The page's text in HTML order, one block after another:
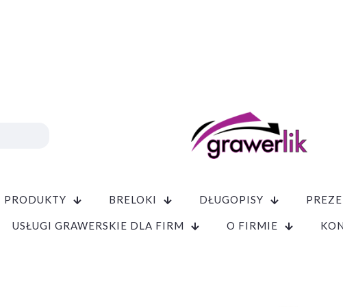
PRODUKTY BRELOKI DŁUGOPISY
USŁUGI GRAWERSKIE DLA FIRM O FIRMIE